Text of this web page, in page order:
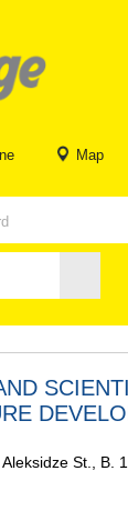
Map
Aleksidze St., B.